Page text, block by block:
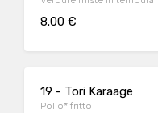
8.00 €
19 - Tori Karaage
Pollo* fritto